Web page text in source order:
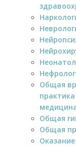
Общая
Общая
Общая